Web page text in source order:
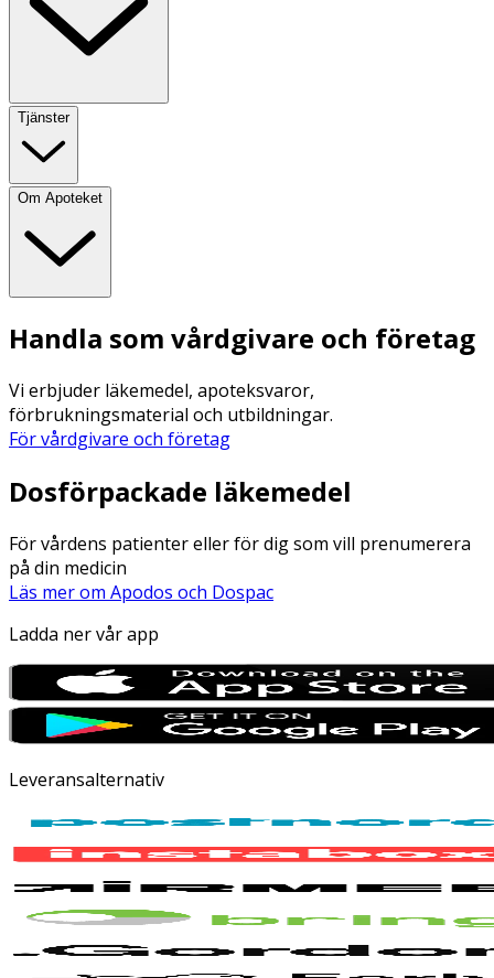
Tjänster
Om Apoteket
Handla som vårdgivare och företag
Vi erbjuder läkemedel, apoteksvaror,
förbrukningsmaterial och utbildningar.
För vårdgivare och företag
Dosförpackade läkemedel
För vårdens patienter eller för dig som vill prenumerera
på din medicin
Läs mer om Apodos och Dospac
Ladda ner vår app
Leveransalternativ